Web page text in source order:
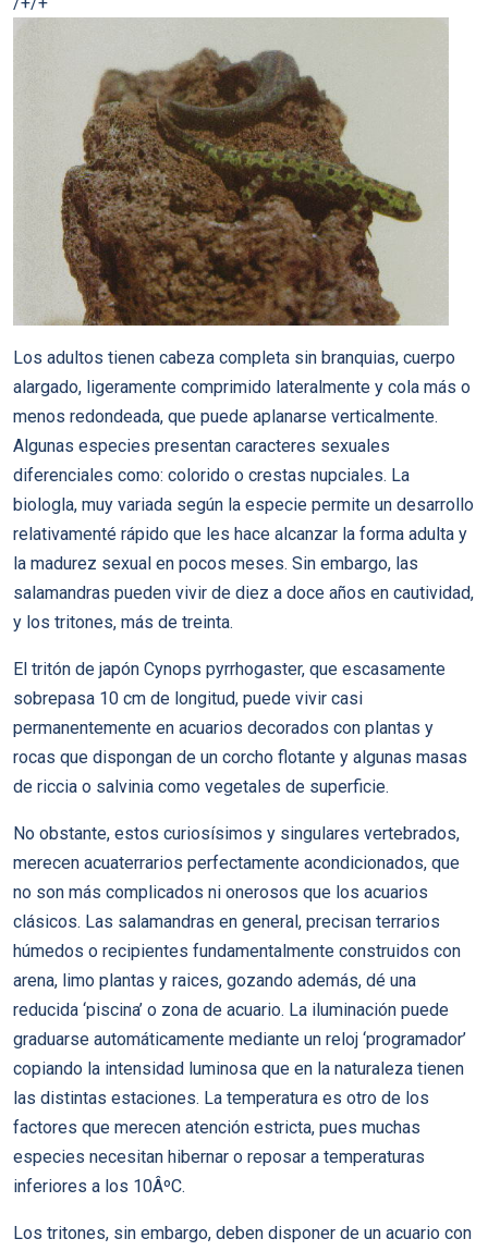
Los adultos tienen cabeza completa sin branquias, cuerpo
alargado, ligeramente comprimido lateralmente y cola más o
menos redondeada, que puede aplanarse verticalmente.
Algunas especies presentan caracteres sexuales
diferenciales como: colorido o crestas nupciales. La
biologla, muy variada según la especie permite un desarrollo
relativamenté rápido que les hace alcanzar la forma adulta y
la madurez sexual en pocos meses. Sin embargo, las
salamandras pueden vivir de diez a doce años en cautividad,
y los tritones, más de treinta.
El tritón de japón Cynops pyrrhogaster, que escasamente
sobrepasa 10 cm de longitud, puede vivir casi
permanentemente en acuarios decorados con plantas y
rocas que dispongan de un corcho flotante y algunas masas
de riccia o salvinia como vegetales de superficie.
No obstante, estos curiosísimos y singulares vertebrados,
merecen acuaterrarios perfectamente acondicionados, que
no son más complicados ni onerosos que los acuarios
clásicos. Las salamandras en general, precisan terrarios
húmedos o recipientes fundamentalmente construidos con
arena, limo plantas y raices, gozando además, dé una
reducida ‘piscina’ o zona de acuario. La iluminación puede
graduarse automáticamente mediante un reloj ‘programador’
copiando la intensidad luminosa que en la naturaleza tienen
las distintas estaciones. La temperatura es otro de los
factores que merecen atención estricta, pues muchas
especies necesitan hibernar o reposar a temperaturas
inferiores a los 10ÂºC.
Los tritones, sin embargo, deben disponer de un acuario con